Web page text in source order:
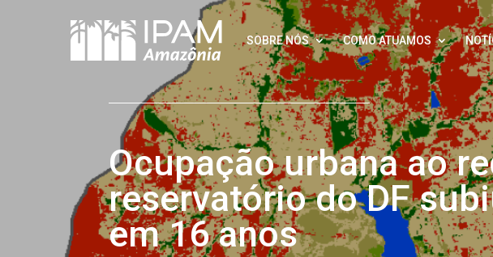
SOBRE NÓS COMO ATUAMOS
Ocupação urbana ao
reservatório do DF
em 16 anos